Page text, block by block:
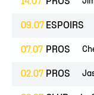
14.07 PROS
09.07 ESPOIRS
07.07 PROS
02.07 PROS